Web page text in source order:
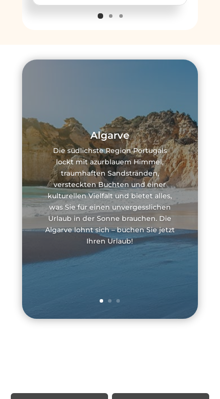
Algarve
Die südlichste Region Portugals
lockt mit azurblauem Himmel,
traumhaften Sandstränden,
versteckten Buchten und einer
kulturellen Vielfalt und bietet alles,
was Sie für einen unvergesslichen
Urlaub in der Sonne brauchen. Die
Algarve lohnt sich – buchen Sie jetzt
Ihren Urlaub!